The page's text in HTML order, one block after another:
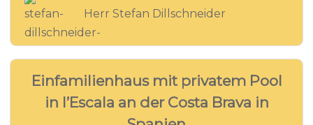
Herr Stefan Dillschneider
21 VILLA - EC4220
Einfamilienhaus mit privatem Pool
in l’Escala an der Costa Brava in